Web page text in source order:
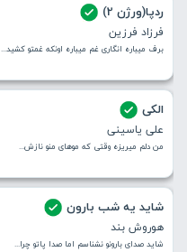
ردپا(ورژن 2)
فرزاد فرزین
برف میباره انگاری غم میباره اونکه غمتو کشید...
الکی
علی یاسینی
من دلم میریزه وقتی که موهای منو نازش...
شاید یه شب بارون
هوروش بند
شاید صدای بارونو نشناسم اما صدا پاتو چرا...